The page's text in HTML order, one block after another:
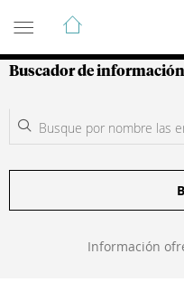
Guía de
Buscador de
Información